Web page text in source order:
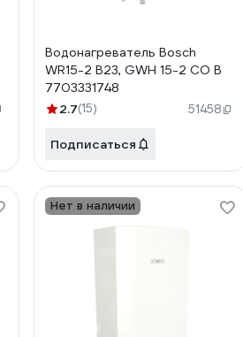
Водонагреватель Bosch
WR15-2 B23, GWH 15-2 CO B
7703331748
2.7(15) 51458
Подписаться
Нет в наличии